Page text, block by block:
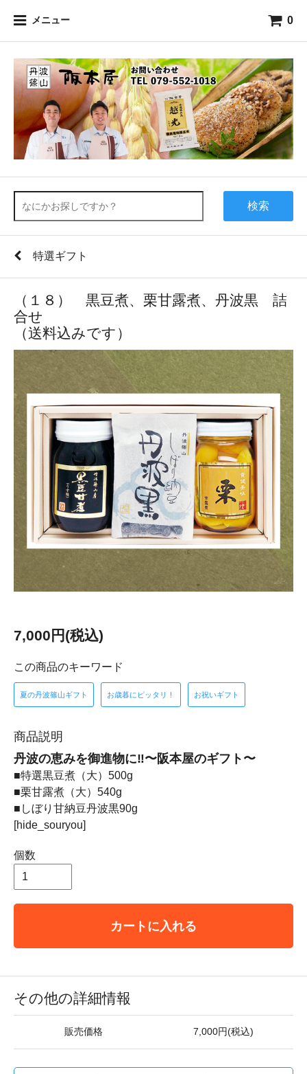
メニュー 0
検索
特選ギフト
（１８） 黒豆煮、栗甘露煮、丹波黒 詰
合せ
（送料込みです）
7,000円(税込)
この商品のキーワード
夏の丹波篠山ギフト お歳暮にピッタリ！ お祝いギフト
商品説明
丹波の恵みを御進物に‼〜阪本屋のギフト〜
■特選黒豆煮（大）500g
■栗甘露煮（大）540g
■しぼり甘納豆丹波黒90g
[hide_souryou]
個数
カートに入れる
その他の詳細情報
販売価格 7,000円(税込)